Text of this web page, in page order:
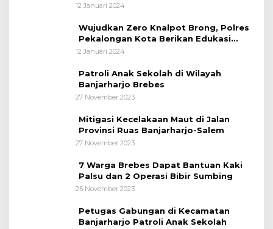
12 Januari 2024
Wujudkan Zero Knalpot Brong, Polres
Pekalongan Kota Berikan Edukasi
Kepada Pelajar
12 Januari 2024
Patroli Anak Sekolah di Wilayah
Banjarharjo Brebes
27 November 2023
Mitigasi Kecelakaan Maut di Jalan
Provinsi Ruas Banjarharjo-Salem
27 November 2023
7 Warga Brebes Dapat Bantuan Kaki
Palsu dan 2 Operasi Bibir Sumbing
25 November 2023
Petugas Gabungan di Kecamatan
Banjarharjo Patroli Anak Sekolah